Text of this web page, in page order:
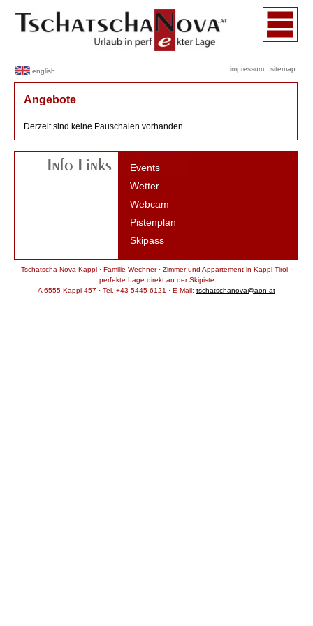
english impressum sitemap
Angebote
Derzeit sind keine Pauschalen vorhanden.
Events
Wetter
Webcam
Pistenplan
Skipass
Tschatscha Nova Kappl · Familie Wechner · Zimmer und Appartement in Kappl Tirol ·
perfekte Lage direkt an der Skipiste
A 6555 Kappl 457 · Tel. +43 5445 6121 · E-Mail: tschatschanova@aon.at